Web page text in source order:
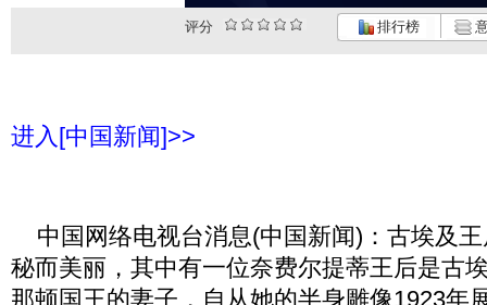
评分 排行榜
进入[中国新闻]>>
中国网络电视台消息(中国新闻)：古埃及
秘而美丽，其中有一位奈费尔提蒂王后是古
那顿国王的妻子，自从她的半身雕像1923年